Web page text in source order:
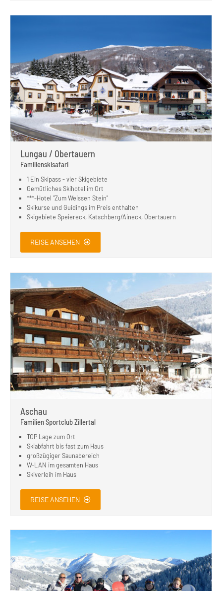
Lungau / Obertauern
Familienskisafari
1 Ein Skipass - vier Skigebiete
Gemütliches Skihotel im Ort
***-Hotel "Zum Weissen Stein"
Skikurse und Guidings im Preis enthalten
Skigebiete Speiereck, Katschberg/Aineck, Obertauern
REISE ANSEHEN
Aschau
Familien Sportclub Zillertal
TOP Lage zum Ort
Skiabfahrt bis fast zum Haus
großzügiger Saunabereich
W-LAN im gesamten Haus
Skiverleih im Haus
REISE ANSEHEN